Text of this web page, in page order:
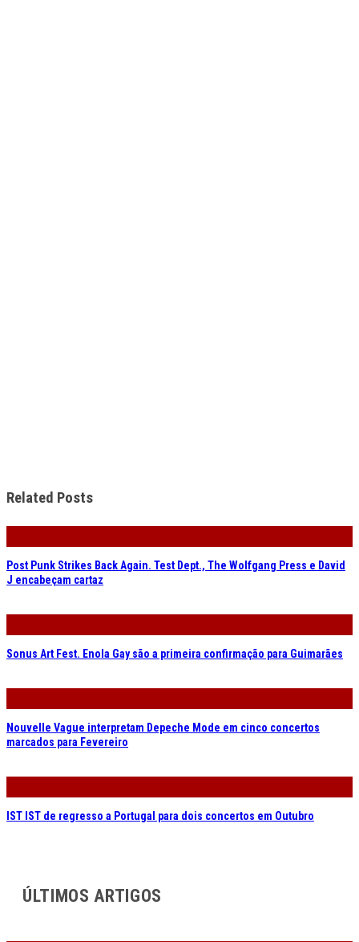
Related Posts
Post Punk Strikes Back Again. Test Dept., The Wolfgang Press e David
J encabeçam cartaz
Sonus Art Fest. Enola Gay são a primeira confirmação para Guimarães
Nouvelle Vague interpretam Depeche Mode em cinco concertos
marcados para Fevereiro
IST IST de regresso a Portugal para dois concertos em Outubro
ÚLTIMOS ARTIGOS